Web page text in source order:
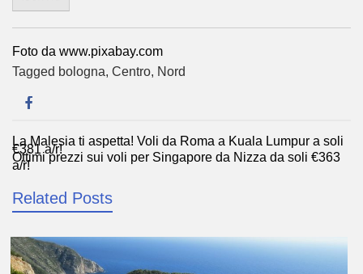
Foto da www.pixabay.com
Tagged bologna, Centro, Nord
Navigazione
articoli
La Malesia ti aspetta! Voli da Roma a Kuala Lumpur a soli
€381 a/r!
Ottimi prezzi sui voli per Singapore da Nizza da soli €363
a/r!
Related Posts